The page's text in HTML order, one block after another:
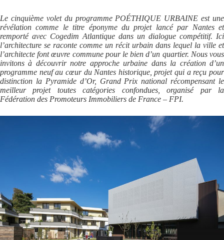
Le cinquième volet du programme POÉTHIQUE URBAINE est une
révélation comme le titre éponyme du projet lancé par Nantes et
remporté avec Cogedim Atlantique dans un dialogue compétitif. Ici
l’architecture se raconte comme un récit urbain dans lequel la ville et
l’architecte font œuvre commune pour le bien d’un quartier. Nous vous
invitons à découvrir notre approche urbaine dans la création d’un
programme neuf au cœur du Nantes historique, projet qui a reçu pour
distinction la Pyramide d’Or, Grand Prix national récompensant le
meilleur projet toutes catégories confondues, organisé par la
Fédération des Promoteurs Immobiliers de France – FPI.